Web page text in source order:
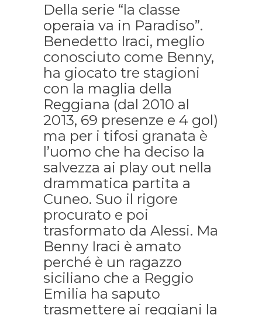
Della serie “la classe
operaia va in Paradiso”.
Benedetto Iraci, meglio
conosciuto come Benny,
ha giocato tre stagioni
con la maglia della
Reggiana (dal 2010 al
2013, 69 presenze e 4 gol)
ma per i tifosi granata è
l’uomo che ha deciso la
salvezza ai play out nella
drammatica partita a
Cuneo. Suo il rigore
procurato e poi
trasformato da Alessi. Ma
Benny Iraci è amato
perché è un ragazzo
siciliano che a Reggio
Emilia ha saputo
trasmettere ai reggiani la